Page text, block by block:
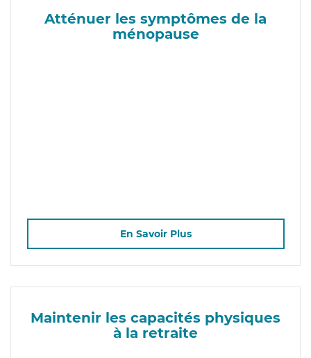
Atténuer les symptômes de la
ménopause
En Savoir Plus
Maintenir les capacités physiques
à la retraite